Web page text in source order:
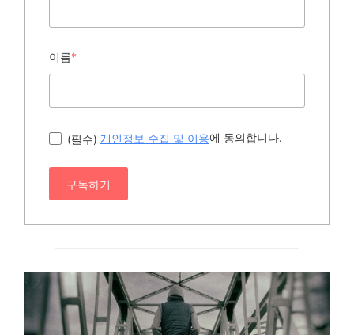
이름*
(필수) 개인정보 수집 및 이용에 동의합니다.
구독하기